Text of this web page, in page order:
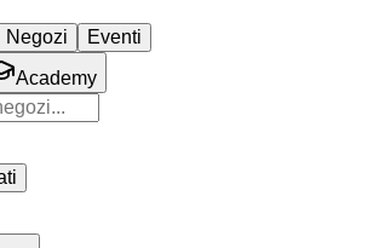
Negozi
Eventi
Academy